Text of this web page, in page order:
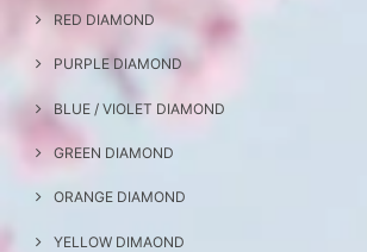
RED DIAMOND
PURPLE DIAMOND
BLUE / VIOLET DIAMOND
GREEN DIAMOND
ORANGE DIAMOND
YELLOW DIMAOND